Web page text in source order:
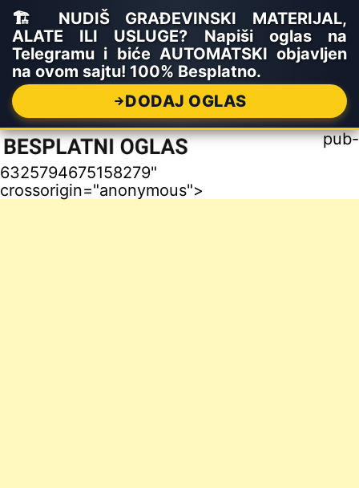
🏗️ NUDIŠ GRAĐEVINSKI MATERIJAL,
ALATE ILI USLUGE? Napiši oglas na
Telegramu i biće AUTOMATSKI objavljen
na ovom sajtu! 100% Besplatno.
DODAJ OGLAS
pub-
6325794675158279"
crossorigin="anonymous">